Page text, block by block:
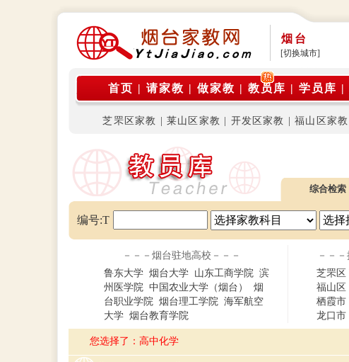
烟台
[切换城市]
首页 | 请家教 | 做家教 | 教员库 | 学员库 |
芝罘区家教 莱山区家教 开发区家教 |福山区家教
综合检索
编号:T
－－－烟台驻地高校－－－
鲁东大学 烟台大学 山东工商学院 滨
州医学院 中国农业大学（烟台）
烟
台职业学院 烟台理工学院 海军航空
大学 烟台教育学院
－－
芝罘区
福山区
栖霞市
龙口市
您选择了：高中化学